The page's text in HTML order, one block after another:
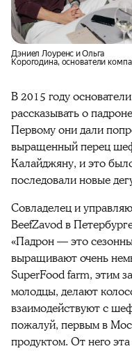
Дэниел Лоуренс и Ольга
Корогодина, основатели
В 2015 году
рассказывать о
Первому они дали
выращенный перец
Калайджяну, и это
последовали новые
Совладелец и
BeefZavod в
«Падрон — это
выращивают очень
SuperFood farm, этим
молодцы, делают
взаимодействуют с
пожалуй, первым в
продуктом. От него